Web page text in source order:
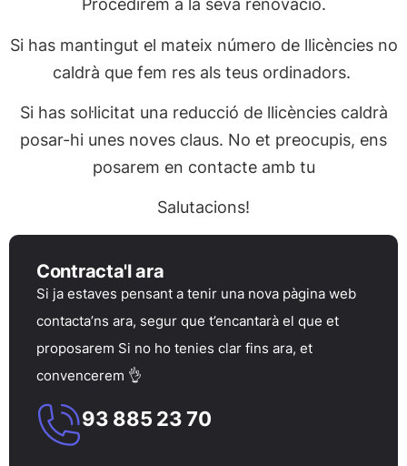
Procedirem a la seva renovació.
Si has mantingut el mateix número de llicències no
caldrà que fem res als teus ordinadors.
Si has sol·licitat una reducció de llicències caldrà
posar-hi unes noves claus. No et preocupis, ens
posarem en contacte amb tu
Salutacions!
Contracta'l ara
Si ja estaves pensant a tenir una nova pàgina web
contacta’ns ara, segur que t’encantarà el que et
proposarem Si no ho tenies clar fins ara, et
convencerem 👌
93 885 23 70